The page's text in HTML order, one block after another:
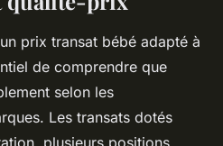
prix transat bébé adapté à
de comprendre que
selon les
Les transats dotés